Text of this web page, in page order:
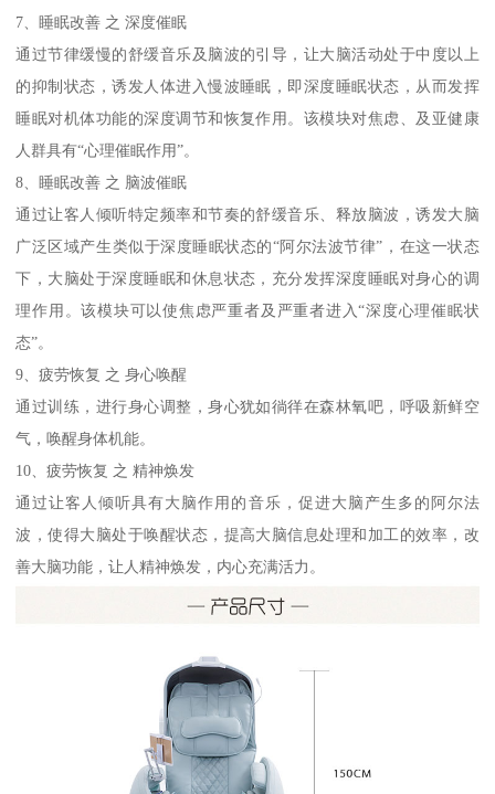
7、睡眠改善 之 深度催眠
通过节律缓慢的舒缓音乐及脑波的引导，让大脑活动处于中度以上
的抑制状态，诱发人体进入慢波睡眠，即深度睡眠状态，从而发挥
睡眠对机体功能的深度调节和恢复作用。该模块对焦虑、及亚健康
人群具有“心理催眠作用”。
8、睡眠改善 之 脑波催眠
通过让客人倾听特定频率和节奏的舒缓音乐、释放脑波，诱发大脑
广泛区域产生类似于深度睡眠状态的“阿尔法波节律”，在这一状态
下，大脑处于深度睡眠和休息状态，充分发挥深度睡眠对身心的调
理作用。该模块可以使焦虑严重者及严重者进入“深度心理催眠状
态”。
9、疲劳恢复 之 身心唤醒
通过训练，进行身心调整，身心犹如徜徉在森林氧吧，呼吸新鲜空
气，唤醒身体机能。
10、疲劳恢复 之 精神焕发
通过让客人倾听具有大脑作用的音乐，促进大脑产生多的阿尔法
波，使得大脑处于唤醒状态，提高大脑信息处理和加工的效率，改
善大脑功能，让人精神焕发，内心充满活力。